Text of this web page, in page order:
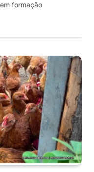
formação